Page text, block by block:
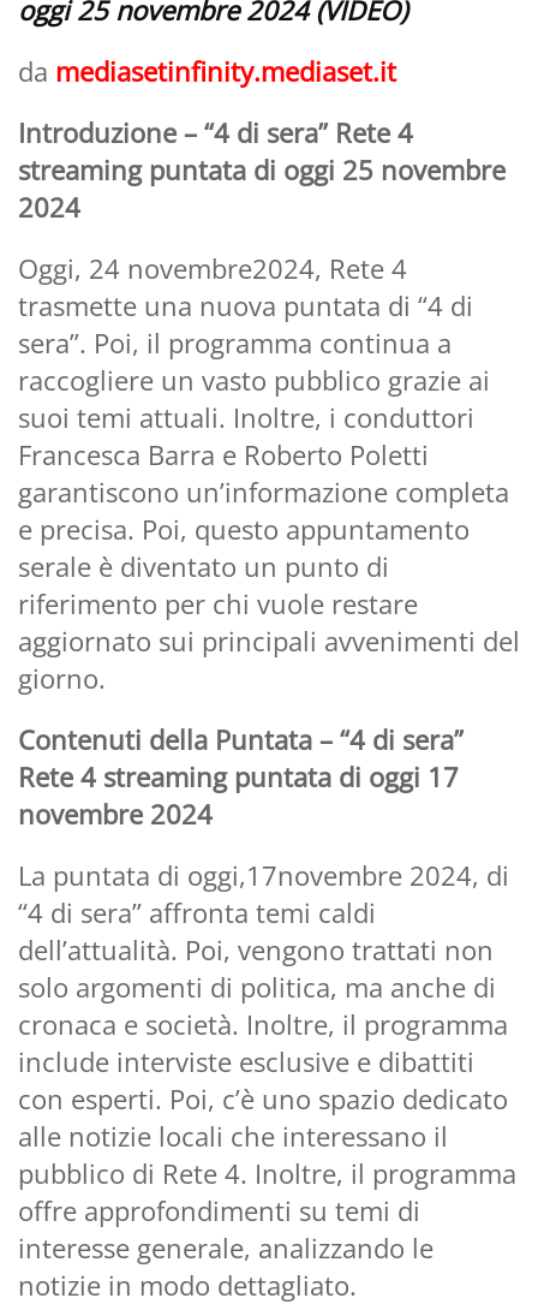
oggi 25 novembre 2024 (VIDEO)
da mediasetinfinity.mediaset.it
Introduzione – “4 di sera” Rete 4
streaming puntata di oggi 25 novembre
2024
Oggi, 24 novembre2024, Rete 4
trasmette una nuova puntata di “4 di
sera”. Poi, il programma continua a
raccogliere un vasto pubblico grazie ai
suoi temi attuali. Inoltre, i conduttori
Francesca Barra e Roberto Poletti
garantiscono un’informazione completa
e precisa. Poi, questo appuntamento
serale è diventato un punto di
riferimento per chi vuole restare
aggiornato sui principali avvenimenti del
giorno.
Contenuti della Puntata – “4 di sera”
Rete 4 streaming puntata di oggi 17
novembre 2024
La puntata di oggi,17novembre 2024, di
“4 di sera” affronta temi caldi
dell’attualità. Poi, vengono trattati non
solo argomenti di politica, ma anche di
cronaca e società. Inoltre, il programma
include interviste esclusive e dibattiti
con esperti. Poi, c’è uno spazio dedicato
alle notizie locali che interessano il
pubblico di Rete 4. Inoltre, il programma
offre approfondimenti su temi di
interesse generale, analizzando le
notizie in modo dettagliato.